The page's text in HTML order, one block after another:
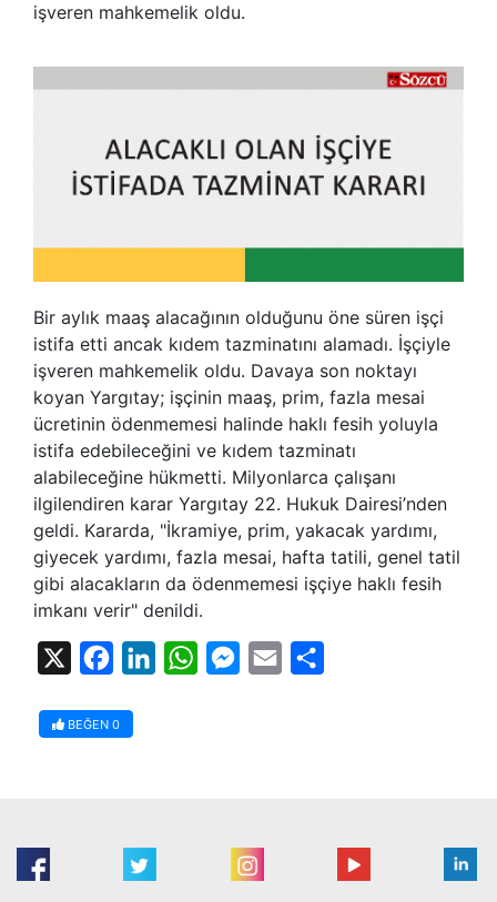
işveren mahkemelik oldu.
Bir aylık maaş alacağının olduğunu öne süren işçi
istifa etti ancak kıdem tazminatını alamadı. İşçiyle
işveren mahkemelik oldu. Davaya son noktayı
koyan Yargıtay; işçinin maaş, prim, fazla mesai
ücretinin ödenmemesi halinde haklı fesih yoluyla
istifa edebileceğini ve kıdem tazminatı
alabileceğine hükmetti. Milyonlarca çalışanı
ilgilendiren karar Yargıtay 22. Hukuk Dairesi’nden
geldi. Kararda, "İkramiye, prim, yakacak yardımı,
giyecek yardımı, fazla mesai, hafta tatili, genel tatil
gibi alacakların da ödenmemesi işçiye haklı fesih
imkanı verir" denildi.
FacebookLinkedInWhatsAppMessenger
Email
BEĞEN 0